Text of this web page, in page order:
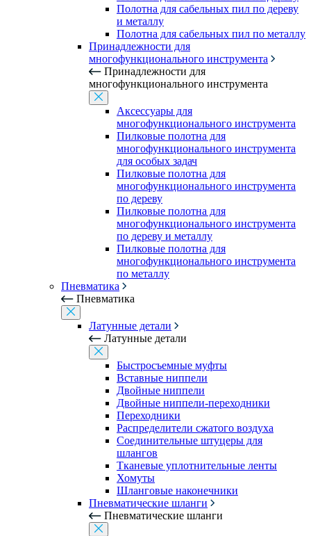
Полотна для сабельных пил по дереву
и металлу
Полотна для сабельных пил по металлу
Принадлежности для
многофункционального инструмента
Принадлежности для
многофункционального инструмента
Аксессуары для
многофункционального инструмента
Пилковые полотна для
многофункционального инструмента
для особых задач
Пилковые полотна для
многофункционального инструмента
по дереву
Пилковые полотна для
многофункционального инструмента
по дереву и металлу
Пилковые полотна для
многофункционального инструмента
по металлу
Пневматика
Пневматика
Латунные детали
Латунные детали
Быстросъемные муфты
Вставные ниппели
Двойные ниппели
Двойные ниппели-переходники
Переходники
Распределители сжатого воздуха
Соединительные штуцеры для
шлангов
Тканевые уплотнительные ленты
Хомуты
Шланговые наконечники
Пневматические шланги
Пневматические шланги